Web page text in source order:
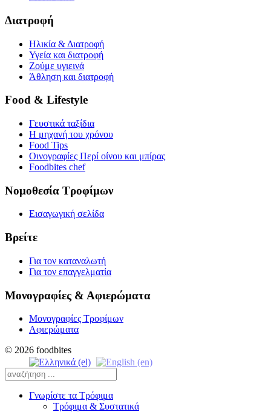
Διατροφή
Ηλικία & Διατροφή
Υγεία και διατροφή
Ζούμε υγιεινά
Άθληση και διατροφή
Food & Lifestyle
Γευστικά ταξίδια
Η μηχανή του χρόνου
Food Tips
Οινογραφίες Περί οίνου και μπίρας
Foodbites chef
Νομοθεσία Τροφίμων
Εισαγωγική σελίδα
Βρείτε
Για τον καταναλωτή
Για τον επαγγελματία
Μονογραφίες & Αφιερώματα
Μονογραφίες Τροφίμων
Αφιερώματα
© 2026 foodbites
Γνωρίστε τα Τρόφιμα
Τρόφιμα & Συστατικά